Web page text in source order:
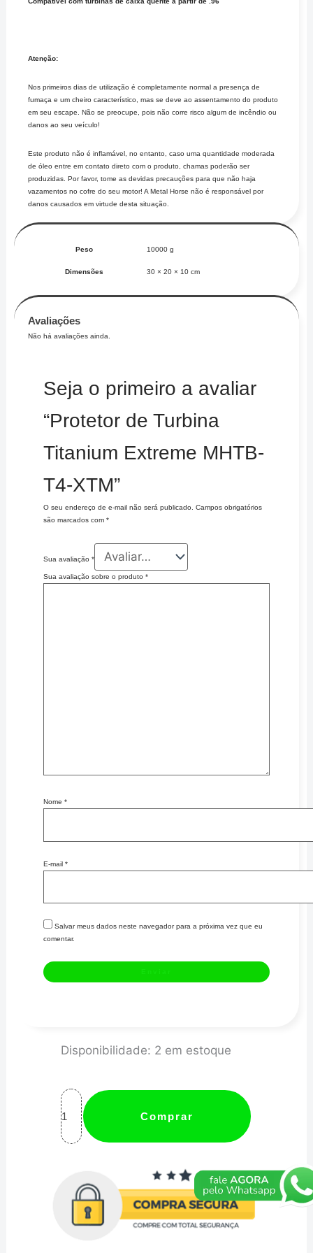
Atenção:
Nos primeiros dias de utilização é completamente normal a presença de
fumaça e um cheiro característico, mas se deve ao assentamento do produto
em seu escape. Não se preocupe, pois não corre risco algum de incêndio ou
danos ao seu veículo!
Este produto não é inflamável, no entanto, caso uma quantidade moderada
de óleo entre em contato direto com o produto, chamas poderão ser
produzidas. Por favor, tome as devidas precauções para que não haja
vazamentos no cofre do seu motor! A Metal Horse não é responsável por
danos causados em virtude desta situação.
Peso 10000 g
Dimensões 30 × 20 × 10 cm
Avaliações
Não há avaliações ainda.
Seja o primeiro a avaliar
“Protetor de Turbina
Titanium Extreme MHTB-
T4-XTM”
O seu endereço de e-mail não será publicado. Campos obrigatórios
são marcados com *
Sua avaliação *
Sua avaliação sobre o produto *
Nome *
E-mail *
Salvar meus dados neste navegador para a próxima vez que eu
comentar.
Disponibilidade: 2 em estoque
de
Titanium
Extreme
MHTB-
XTM
quantidade
Comprar